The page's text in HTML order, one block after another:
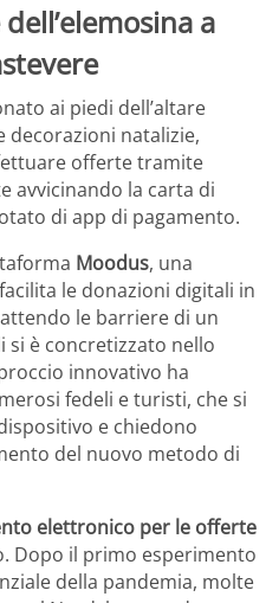
a
ai piedi dell’altare
decorazioni natalizie,
offerte tramite
avvicinando la carta di
di app di pagamento.
Moodus, una
le donazioni digitali in
le barriere di un
si è concretizzato nello
innovativo ha
fedeli e turisti, che si
e chiedono
del nuovo metodo di
elettronico per le offerte
Dopo il primo esperimento
della pandemia, molte